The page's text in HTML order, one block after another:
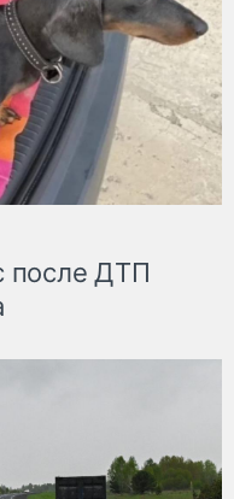
после ДТП